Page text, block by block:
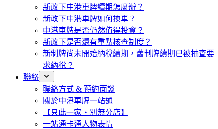
新政下中港車牌續期怎麼辦？
新政下中港車牌如何換車？
中港車牌是否仍然值得投資？
新政下是否還有重點核查制度？
新制牌尚未開始納稅續期，舊制牌續期已被抽查要
求納稅？
聯絡
聯絡方式 & 預約面談
關於中港車牌一站通
【只此一家・別無分店】
一站通卡通人物表情